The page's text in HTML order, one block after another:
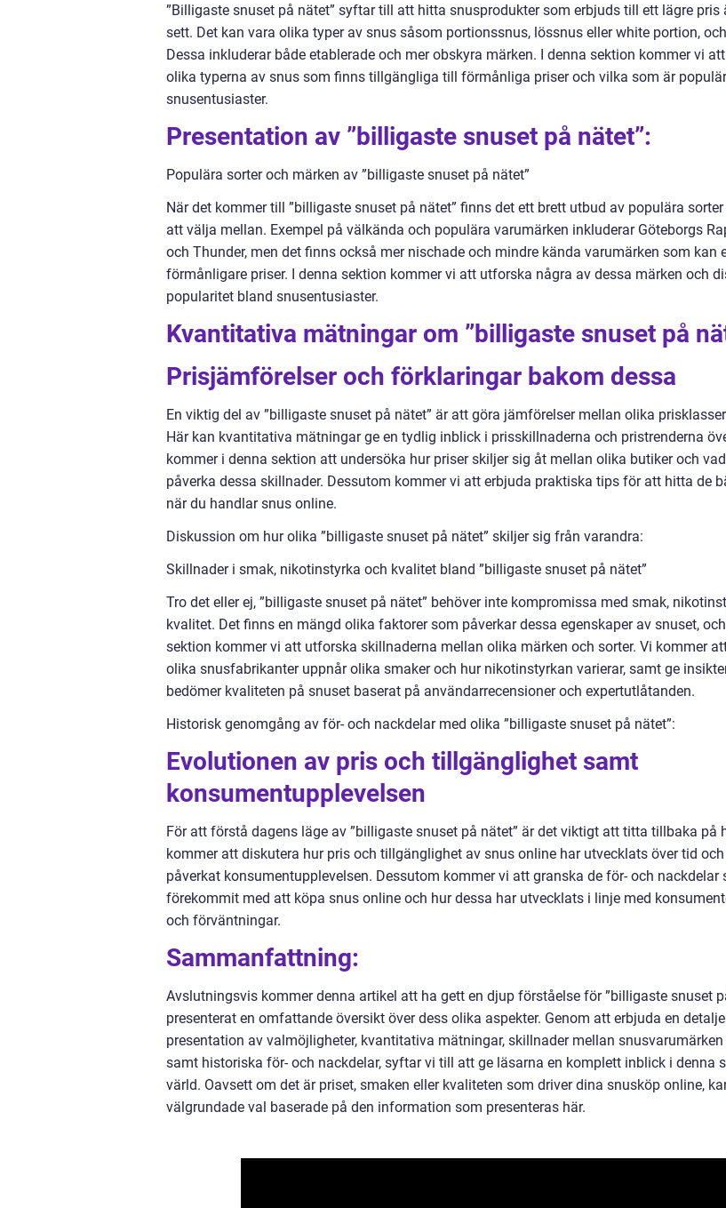
”Billigaste snuset på nätet” syftar till att hitta snusprodukter som erbjuds till ett lägre pris
sett. Det kan vara olika typer av snus såsom portionssnus, lössnus eller white portion,
Dessa inkluderar både etablerade och mer obskyra märken. I denna sektion kommer vi
olika typerna av snus som finns tillgängliga till förmånliga priser och vilka som är
snusentusiaster.
Presentation av ”billigaste snuset på nätet”:
Populära sorter och märken av ”billigaste snuset på nätet”
När det kommer till ”billigaste snuset på nätet” finns det ett brett utbud av populära
att välja mellan. Exempel på välkända och populära varumärken inkluderar Göteborgs
och Thunder, men det finns också mer nischade och mindre kända varumärken som kan
förmånligare priser. I denna sektion kommer vi att utforska några av dessa märken och
popularitet bland snusentusiaster.
Kvantitativa mätningar om ”billigaste snuset på
Prisjämförelser och förklaringar bakom dessa
En viktig del av ”billigaste snuset på nätet” är att göra jämförelser mellan olika
Här kan kvantitativa mätningar ge en tydlig inblick i prisskillnaderna och pristrenderna
kommer i denna sektion att undersöka hur priser skiljer sig åt mellan olika butiker och
påverka dessa skillnader. Dessutom kommer vi att erbjuda praktiska tips för att hitta de
när du handlar snus online.
Diskussion om hur olika ”billigaste snuset på nätet” skiljer sig från varandra:
Skillnader i smak, nikotinstyrka och kvalitet bland ”billigaste snuset på nätet”
Tro det eller ej, ”billigaste snuset på nätet” behöver inte kompromissa med smak,
kvalitet. Det finns en mängd olika faktorer som påverkar dessa egenskaper av snuset,
sektion kommer vi att utforska skillnaderna mellan olika märken och sorter. Vi kommer
olika snusfabrikanter uppnår olika smaker och hur nikotinstyrkan varierar, samt ge
bedömer kvaliteten på snuset baserat på användarrecensioner och expertutlåtanden.
Historisk genomgång av för- och nackdelar med olika ”billigaste snuset på nätet”:
Evolutionen av pris och tillgänglighet samt
konsumentupplevelsen
För att förstå dagens läge av ”billigaste snuset på nätet” är det viktigt att titta tillbaka på
kommer att diskutera hur pris och tillgänglighet av snus online har utvecklats över tid
påverkat konsumentupplevelsen. Dessutom kommer vi att granska de för- och nackdelar
förekommit med att köpa snus online och hur dessa har utvecklats i linje med
och förväntningar.
Sammanfattning:
Avslutningsvis kommer denna artikel att ha gett en djup förståelse för ”billigaste snuset
presenterat en omfattande översikt över dess olika aspekter. Genom att erbjuda en
presentation av valmöjligheter, kvantitativa mätningar, skillnader mellan
samt historiska för- och nackdelar, syftar vi till att ge läsarna en komplett inblick i denna
värld. Oavsett om det är priset, smaken eller kvaliteten som driver dina snusköp online,
välgrundade val baserade på den information som presenteras här.